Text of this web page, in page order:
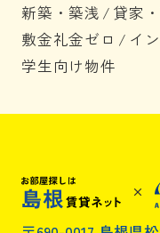
新築・築浅 / 貸家
敷金礼金ゼロ / イ
学生向け物件